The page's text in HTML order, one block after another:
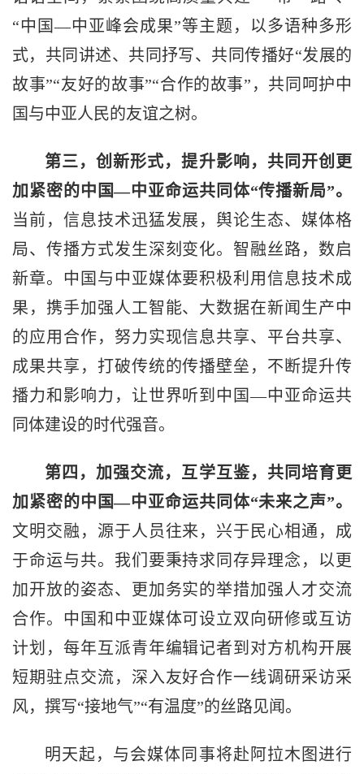
“中国—中亚峰会成果”等主题，以多语种多形
式，共同讲述、共同抒写、共同传播好“发展的
故事”“友好的故事”“合作的故事”，共同呵护中
国与中亚人民的友谊之树。
第三，创新形式，提升影响，共同开创更
加紧密的中国—中亚命运共同体“传播新局”。
当前，信息技术迅猛发展，舆论生态、媒体格
局、传播方式发生深刻变化。智融丝路，数启
新章。中国与中亚媒体要积极利用信息技术成
果，携手加强人工智能、大数据在新闻生产中
的应用合作，努力实现信息共享、平台共享、
成果共享，打破传统的传播壁垒，不断提升传
播力和影响力，让世界听到中国—中亚命运共
同体建设的时代强音。
第四，加强交流，互学互鉴，共同培育更
加紧密的中国—中亚命运共同体“未来之声”。
文明交融，源于人员往来，兴于民心相通，成
于命运与共。我们要秉持求同存异理念，以更
加开放的姿态、更加务实的举措加强人才交流
合作。中国和中亚媒体可设立双向研修或互访
计划，每年互派青年编辑记者到对方机构开展
短期驻点交流，深入友好合作一线调研采访采
风，撰写“接地气”“有温度”的丝路见闻。
明天起，与会媒体同事将赴阿拉木图进行